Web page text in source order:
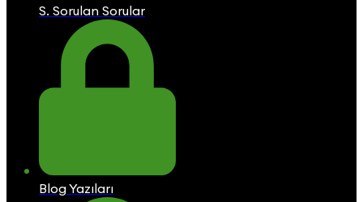
S. Sorulan Sorular
Blog Yazıları